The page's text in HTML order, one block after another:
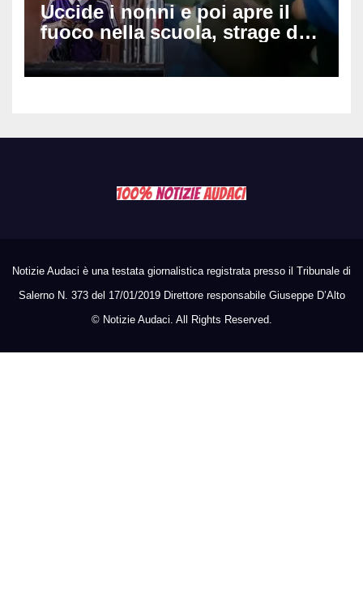
Uccide i nonni e poi apre il
fuoco nella scuola, strage di
insegnanti: il possibile
movente dietro il massacro in
Notizie Audaci è una testata giornalistica registrata presso il Tribunale di
Salerno N. 373 del 17/01/2019 Direttore responsabile Giuseppe D’Alto
© Notizie Audaci. All Rights Reserved.